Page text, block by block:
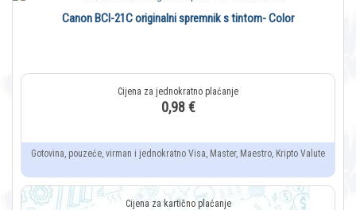
Canon BCI-21C originalni spremnik s tintom- Color
0,98 €
Gotovina, pouzeće, virman i jednokratno Visa, Master, Maestro, Kripto Valute